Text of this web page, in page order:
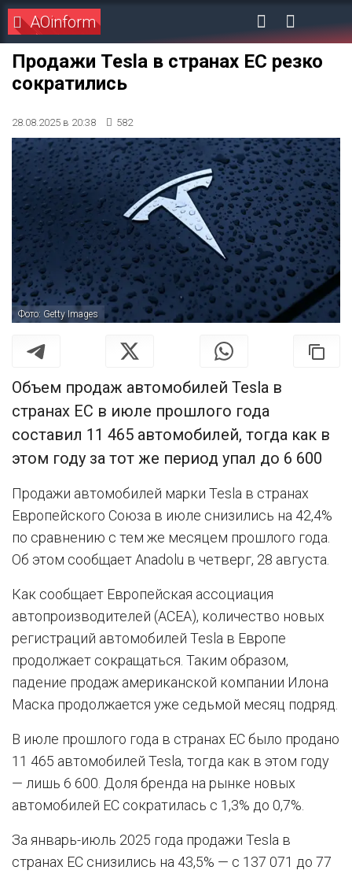
AOinform
Продажи Tesla в странах ЕС резко
сократились
28.08.2025 в 20:38 582
Фото: Getty Images
Объем продаж автомобилей Tesla в
странах ЕС в июле прошлого года
составил 11 465 автомобилей, тогда как в
этом году за тот же период упал до 6 600
Продажи автомобилей марки Tesla в странах
Европейского Союза в июле снизились на 42,4%
по сравнению с тем же месяцем прошлого года.
Об этом сообщает Anadolu в четверг, 28 августа.
Как сообщает Европейская ассоциация
автопроизводителей (ACEA), количество новых
регистраций автомобилей Tesla в Европе
продолжает сокращаться. Таким образом,
падение продаж американской компании Илона
Маска продолжается уже седьмой месяц подряд.
В июле прошлого года в странах ЕС было продано
11 465 автомобилей Tesla, тогда как в этом году
— лишь 6 600. Доля бренда на рынке новых
автомобилей ЕС сократилась с 1,3% до 0,7%.
За январь-июль 2025 года продажи Tesla в
странах ЕС снизились на 43,5% — с 137 071 до 77